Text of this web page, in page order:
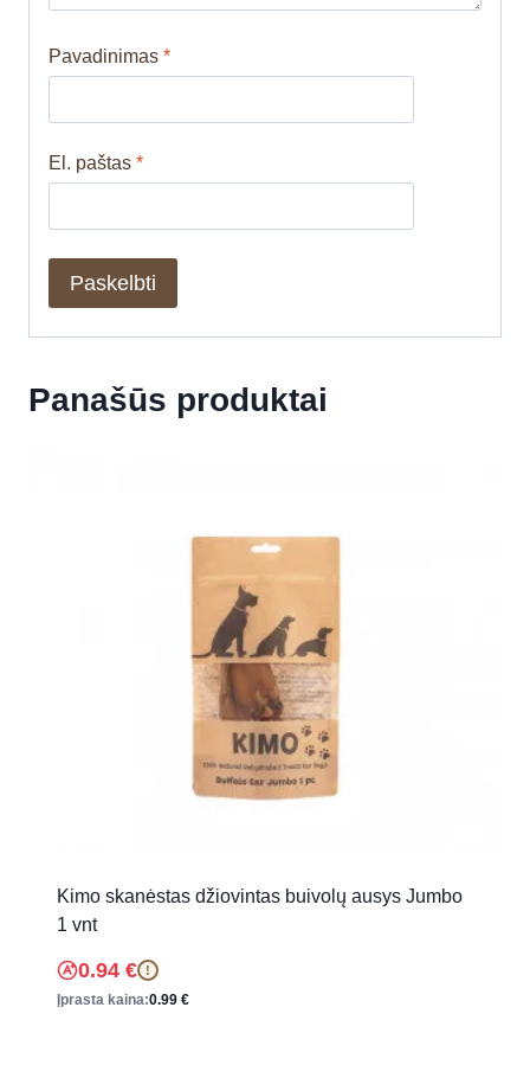
Pavadinimas *
El. paštas *
Panašūs produktai
Kimo skanėstas džiovintas buivolų ausys Jumbo
1 vnt
0.94 € !
Įprasta kaina:0.99 €